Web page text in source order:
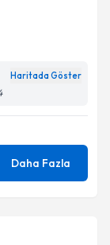
Haritada Göster
Daha Fazla